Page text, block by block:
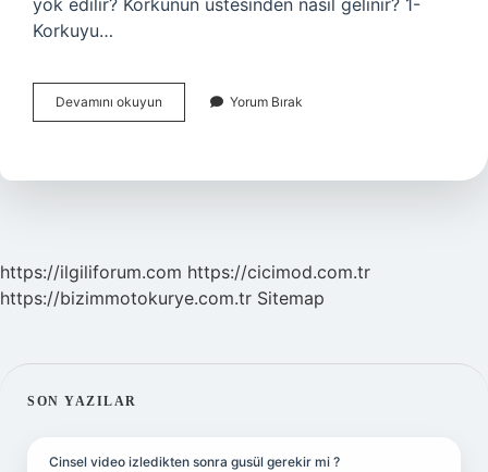
yok edilir? Korkunun üstesinden nasıl gelinir? 1-
Korkuyu…
Devamını okuyun
Hep
Var
Yorum Bırak
https://ilgiliforum.com https://cicimod.com.tr
https://bizimmotokurye.com.tr Sitemap
SIDEBAR
SON YAZILAR
Cinsel video izledikten sonra gusül gerekir mi ?